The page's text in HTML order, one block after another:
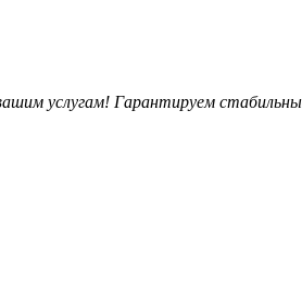
услугам! Гарантируем